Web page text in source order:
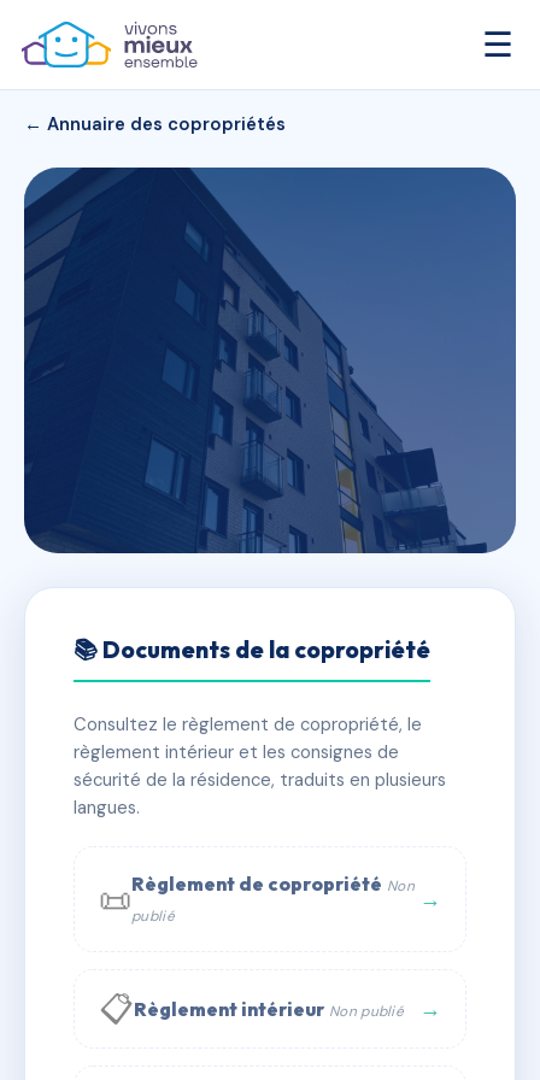
☰
← Annuaire des copropriétés
palais rhodania
✓ Immatriculée 🏠 41 lots 🏗 1 bâtiment(s)
📞 Contacter Syndic Digital
📚 Documents de la copropriété
Consultez le règlement de copropriété, le
règlement intérieur et les consignes de
sécurité de la résidence, traduits en plusieurs
langues.
📜Règlement de copropriété Non
publié
→
📋Règlement intérieur Non publié →